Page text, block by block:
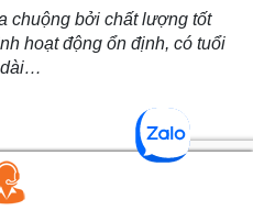
chuộng bởi chất lượng tốt
hoạt động ổn định, có tuổi